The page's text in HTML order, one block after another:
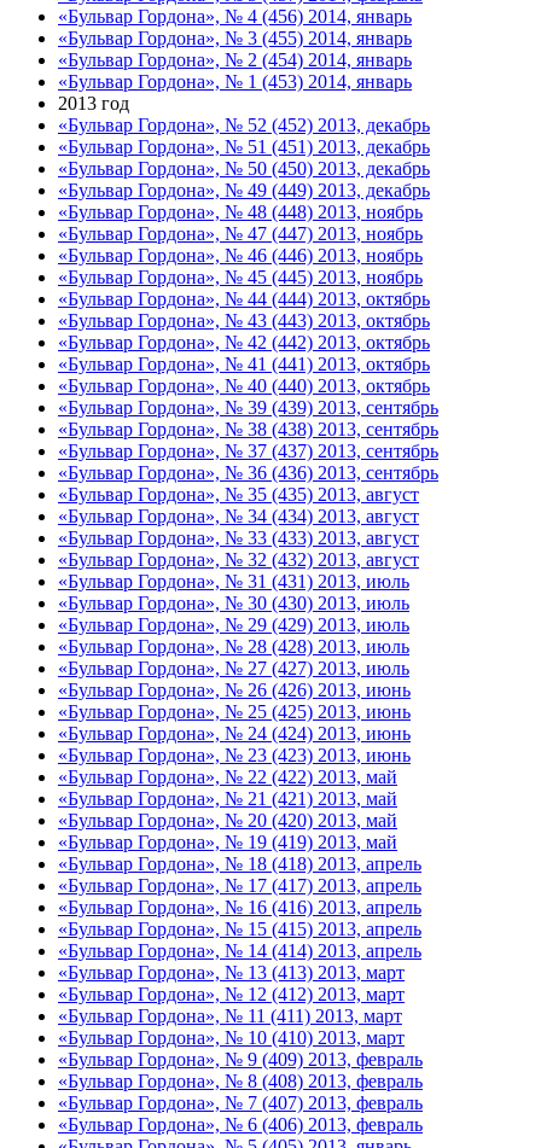
«Бульвар Гордона», № 4 (456) 2014, январь
«Бульвар Гордона», № 3 (455) 2014, январь
«Бульвар Гордона», № 2 (454) 2014, январь
«Бульвар Гордона», № 1 (453) 2014, январь
2013 год
«Бульвар Гордона», № 52 (452) 2013, декабрь
«Бульвар Гордона», № 51 (451) 2013, декабрь
«Бульвар Гордона», № 50 (450) 2013, декабрь
«Бульвар Гордона», № 49 (449) 2013, декабрь
«Бульвар Гордона», № 48 (448) 2013, ноябрь
«Бульвар Гордона», № 47 (447) 2013, ноябрь
«Бульвар Гордона», № 46 (446) 2013, ноябрь
«Бульвар Гордона», № 45 (445) 2013, ноябрь
«Бульвар Гордона», № 44 (444) 2013, октябрь
«Бульвар Гордона», № 43 (443) 2013, октябрь
«Бульвар Гордона», № 42 (442) 2013, октябрь
«Бульвар Гордона», № 41 (441) 2013, октябрь
«Бульвар Гордона», № 40 (440) 2013, октябрь
«Бульвар Гордона», № 39 (439) 2013, сентябрь
«Бульвар Гордона», № 38 (438) 2013, сентябрь
«Бульвар Гордона», № 37 (437) 2013, сентябрь
«Бульвар Гордона», № 36 (436) 2013, сентябрь
«Бульвар Гордона», № 35 (435) 2013, август
«Бульвар Гордона», № 34 (434) 2013, август
«Бульвар Гордона», № 33 (433) 2013, август
«Бульвар Гордона», № 32 (432) 2013, август
«Бульвар Гордона», № 31 (431) 2013, июль
«Бульвар Гордона», № 30 (430) 2013, июль
«Бульвар Гордона», № 29 (429) 2013, июль
«Бульвар Гордона», № 28 (428) 2013, июль
«Бульвар Гордона», № 27 (427) 2013, июль
«Бульвар Гордона», № 26 (426) 2013, июнь
«Бульвар Гордона», № 25 (425) 2013, июнь
«Бульвар Гордона», № 24 (424) 2013, июнь
«Бульвар Гордона», № 23 (423) 2013, июнь
«Бульвар Гордона», № 22 (422) 2013, май
«Бульвар Гордона», № 21 (421) 2013, май
«Бульвар Гордона», № 20 (420) 2013, май
«Бульвар Гордона», № 19 (419) 2013, май
«Бульвар Гордона», № 18 (418) 2013, апрель
«Бульвар Гордона», № 17 (417) 2013, апрель
«Бульвар Гордона», № 16 (416) 2013, апрель
«Бульвар Гордона», № 15 (415) 2013, апрель
«Бульвар Гордона», № 14 (414) 2013, апрель
«Бульвар Гордона», № 13 (413) 2013, март
«Бульвар Гордона», № 12 (412) 2013, март
«Бульвар Гордона», № 11 (411) 2013, март
«Бульвар Гордона», № 10 (410) 2013, март
«Бульвар Гордона», № 9 (409) 2013, февраль
«Бульвар Гордона», № 8 (408) 2013, февраль
«Бульвар Гордона», № 7 (407) 2013, февраль
«Бульвар Гордона», № 6 (406) 2013, февраль